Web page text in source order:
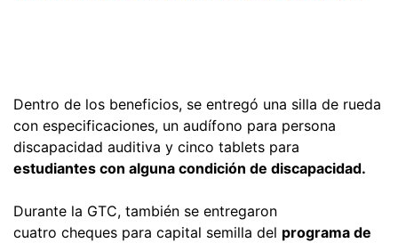
Dentro de los beneficios, se entregó una silla de rueda
con especificaciones, un audífono para persona
discapacidad auditiva y cinco tablets para
estudiantes con alguna condición de discapacidad.
Durante la GTC, también se entregaron
cuatro cheques para capital semilla del programa de